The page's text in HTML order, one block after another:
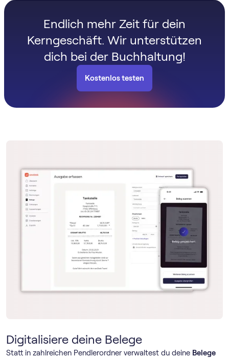
Endlich mehr Zeit für dein
Kerngeschäft. Wir unterstützen
dich bei der Buchhaltung!
Kostenlos testen
Digitalisiere deine Belege
Statt in zahlreichen Pendlerordner verwaltest du deine Belege